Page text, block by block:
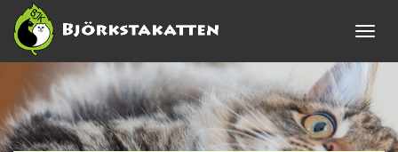
Toggle